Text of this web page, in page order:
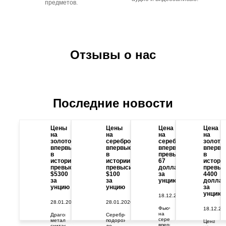
предметов.
Отзывы о нас
Последние новости
Цены
на
золото
впервые
в
истории
превысили
$5300
за
унцию
28.01.2026
Драгоценный
металл
Цены
на
серебро
впервые
в
истории
превысили
$100
за
унцию
28.01.2026
Серебро
подорожало
Цена
на
серебро
впервые
превысила
67
долларов
за
унцию
18.12.2025
Фьючерс
на
серебро
впервые
Цена
на
золото
в
4400
за
унцию
Цена